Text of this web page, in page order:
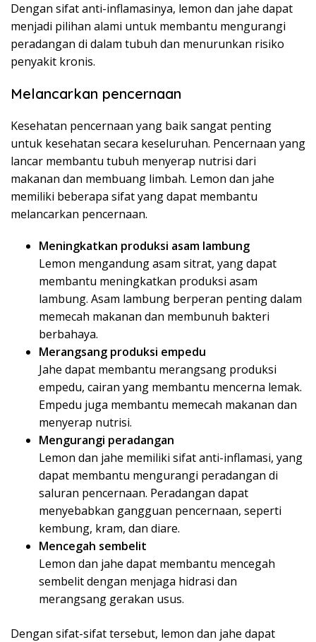
Dengan sifat anti-inflamasinya, lemon dan jahe dapat
menjadi pilihan alami untuk membantu mengurangi
peradangan di dalam tubuh dan menurunkan risiko
penyakit kronis.
Melancarkan pencernaan
Kesehatan pencernaan yang baik sangat penting
untuk kesehatan secara keseluruhan. Pencernaan yang
lancar membantu tubuh menyerap nutrisi dari
makanan dan membuang limbah. Lemon dan jahe
memiliki beberapa sifat yang dapat membantu
melancarkan pencernaan.
Meningkatkan produksi asam lambung
Lemon mengandung asam sitrat, yang dapat
membantu meningkatkan produksi asam
lambung. Asam lambung berperan penting dalam
memecah makanan dan membunuh bakteri
berbahaya.
Merangsang produksi empedu
Jahe dapat membantu merangsang produksi
empedu, cairan yang membantu mencerna lemak.
Empedu juga membantu memecah makanan dan
menyerap nutrisi.
Mengurangi peradangan
Lemon dan jahe memiliki sifat anti-inflamasi, yang
dapat membantu mengurangi peradangan di
saluran pencernaan. Peradangan dapat
menyebabkan gangguan pencernaan, seperti
kembung, kram, dan diare.
Mencegah sembelit
Lemon dan jahe dapat membantu mencegah
sembelit dengan menjaga hidrasi dan
merangsang gerakan usus.
Dengan sifat-sifat tersebut, lemon dan jahe dapat